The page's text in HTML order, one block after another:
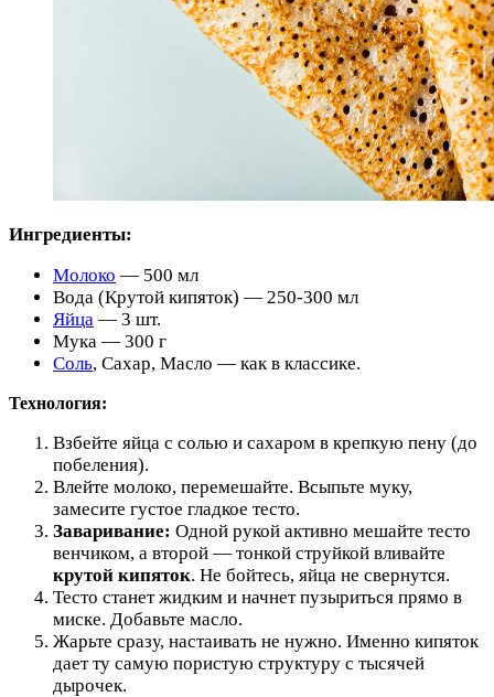
Ингредиенты:
Молоко — 500 мл
Вода (Крутой кипяток) — 250-300 мл
Яйца — 3 шт.
Мука — 300 г
Соль, Сахар, Масло — как в классике.
Технология:
Взбейте яйца с солью и сахаром в крепкую пену (до
побеления).
Влейте молоко, перемешайте. Всыпьте муку,
замесите густое гладкое тесто.
Заваривание: Одной рукой активно мешайте тесто
венчиком, а второй — тонкой струйкой вливайте
крутой кипяток. Не бойтесь, яйца не свернутся.
Тесто станет жидким и начнет пузыриться прямо в
миске. Добавьте масло.
Жарьте сразу, настаивать не нужно. Именно кипяток
дает ту самую пористую структуру с тысячей
дырочек.